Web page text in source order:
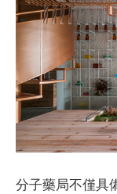
分子藥局不僅具